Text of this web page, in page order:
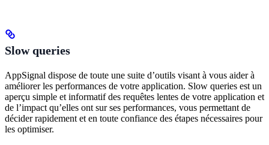
Slow queries
AppSignal dispose de toute une suite d’outils visant à vous aider à
améliorer les performances de votre application. Slow queries est un
aperçu simple et informatif des requêtes lentes de votre application et
de l’impact qu’elles ont sur ses performances, vous permettant de
décider rapidement et en toute confiance des étapes nécessaires pour
les optimiser.